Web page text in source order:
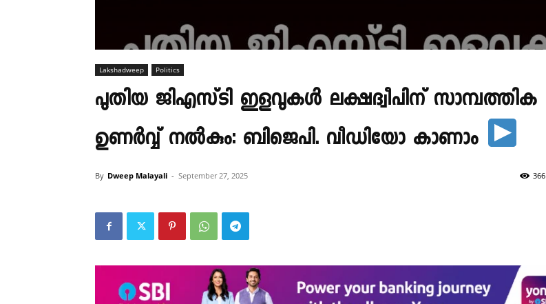
Lakshadweep Politics
പുതിയ ജിഎസ്‌ടി ഇളവുകൾ ലക്ഷദ്വീപിന് സാമ്പത്തിക
ഉണർവ്വ് നൽകും: ബിജെപി. വീഡിയോ കാണാം
By Dweep Malayali - September 27, 2025 366